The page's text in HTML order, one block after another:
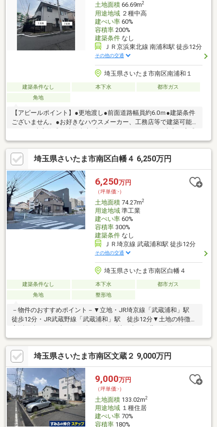
土地面積66.69m2
用途地域２種中高
建ぺい率60%
容積率200%
建築条件なし
ＪＲ京浜東北線 南浦和駅 徒歩12分
その他の交通
埼玉県さいたま市南区南浦和１
建築条件なし 本下水
都市ガス
角地
【アピールポイント】●更地渡し●前面道路幅員約6.0ｍ●建築条件
ございません。●お好きなハウスメーカー、工務店等で建築可能
です。●売主作成の建物参考プランもございます。●同売主の完成
物件のご案内可能です。●住宅ローン等の資金計画についてのご
相談も承ります。【周辺環境】●セブンイレブン南浦和1丁目店ま
で徒歩5分●スーパーみらべる南浦和店まで徒歩10分●さいたま市
立大谷場小学校まで徒歩6分
埼玉県さいたま市南区白幡４ 6,250万円
6,250万円
（坪単価:-）
土地面積74.27m2
用途地域準工業
建ぺい率60%
容積率300%
建築条件なし
ＪＲ埼京線 武蔵浦和駅 徒歩12分
その他の交通
埼玉県さいたま市南区白幡４
建築条件なし 本下水
都市ガス
角地
整形地
－物件のおすすめポイント－▼立地・JR埼京線「武蔵浦和」駅
徒歩12分・JR武蔵野線「武蔵浦和」駅 徒歩12分▼土地の特徴・
る角地・前面道路幅員約10.5m・更地渡し・建築条件なし お好
きなハウスメーカーで建築できます▼周辺環境・徒歩10分圏内に
スーパーやコンビニ等あり買物便利■ ご希望の住まい探しをお手
伝いします ━━━━━・・・物件の詳細・ご相談はお気軽にお問
い合わせください。
埼玉県さいたま市南区文蔵２ 9,000万円
9,000万円
（坪単価:-）
土地面積133.02m2
用途地域１種住居
建ぺい率70%
容積率180%